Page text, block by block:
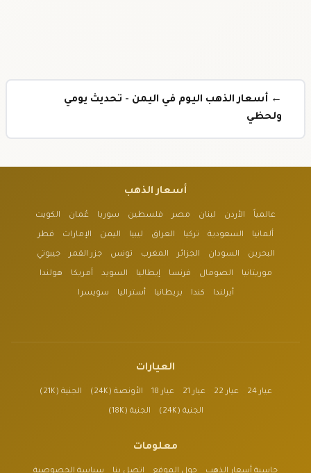
← أسعار الذهب اليوم في اليمن - تحديث يومي
ولحظي
أسعار الذهب
عالمياً الأردن لبنان مصر فلسطين سوريا عُمان الكويت
ألمانيا السعودية تركيا العراق ليبيا اليمن الإمارات قطر
البحرين السودان الجزائر المغرب تونس جزر القمر جيبوتي
موريتانيا الصومال فرنسا إيطاليا السويد أمريكا هولندا
أيرلندا كندا بريطانيا أستراليا سويسرا
العيارات
عيار 24 عيار 22 عيار 21 عيار 18 الأونصة (24K) الجنية (21K)
الجنية (24K) الجنية (18K)
معلومات